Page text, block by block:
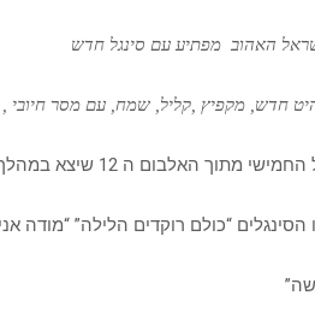
האהוב מפתיע עם סינגל חדש
חדש, מקפיץ ,קליל, שמח, עם מסר חיובי ,
מתוך האלבום ה 12 שיצא במהלך הקיץ הקרוב
הסינגלים “כולם רוקדים הלילה” “מודה